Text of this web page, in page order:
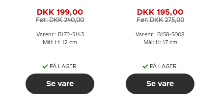
DKK 199,00
Før: DKK 240,00
Varenr.: B172-5143
Mål: H: 12 cm
PÅ LAGER
Se vare
DKK 195,00
Før: DKK 275,00
Varenr.: B158-5008
Mål: H: 17 cm
PÅ LAGER
Se vare